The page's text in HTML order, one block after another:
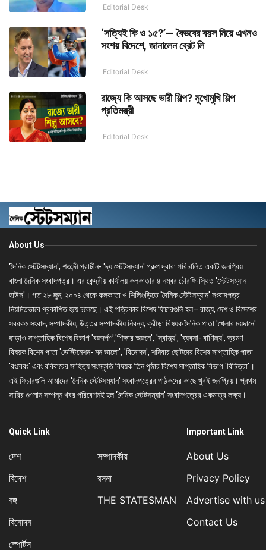
Editorial Desk
‘সত্যিই কি ও ১৫?’— বৈভবের বয়স নিয়ে এখনও
সংশয় বিদেশে, জানালেন ব্রেট লি
Editorial Desk
রাজ্যে কি আসছে ভারী শিল্প? মুখোমুখি শিল্প
প্রতিমন্ত্রী
Editorial Desk
About Us
'দৈনিক স্টেটসম্যান', শতাব্দী প্রাচীন- 'দ্য স্টেটসম্যান' গ্রুপ দ্বারা পরিচালিত একটি জনপ্রিয়
বাংলা দৈনিক সংবাদপত্র। এর কেন্দ্রীয় কার্যালয় কলকাতার ৪ নম্বর চৌরঙ্গি-স্থিত 'স্টেটসম্যান
হাউস'। গত ২৮ জুন, ২০০৪ থেকে কলকাতা ও শিলিগুড়িতে 'দৈনিক স্টেটসম্যান' সংবাদপত্র
নিয়মিতভাবে প্রকাশিত হয়ে চলেছে। এই পত্রিকার বিশেষ ফিচারগুলি হল– রাজ্য, দেশ ও বিদেশের
সবরকম সংবাদ, সম্পাদকীয়, উত্তর সম্পাদকীয় নিবন্ধ, ক্রীড়া বিষয়ক দৈনিক পাতা 'খেলার ময়দানে'
ছাড়াও সাপ্তাহিক বিশেষ বিভাগ 'বঙ্গদর্পণ','শিক্ষার অঙ্গনে', 'স্বাস্থ্য', 'ব্যবসা- বাণিজ্য', ভ্রমণ
বিষয়ক বিশেষ পাতা 'ডেস্টিনেশন- মন ভালো', 'বিনোদন', শনিবার ছোটদের বিশেষ সাপ্তাহিক পাতা
'রংবেরং' এবং রবিবারের সাহিত্য সংস্কৃতি বিষয়ক তিন পৃষ্ঠার বিশেষ সাপ্তাহিক বিভাগ 'বিচিত্রা'।
এই ফিচারগুলি আমাদের 'দৈনিক স্টেটসম্যান' সংবাদপত্রের পাঠকদের কাছে খুবই জনপ্রিয়। প্রথম
সারির গুণমান সম্পন্ন খবর পরিবেশনই হল 'দৈনিক স্টেটসম্যান' সংবাদপত্রের একমাত্র লক্ষ্য।
Quick Link
দেশ
বিদেশ
বঙ্গ
বিনোদন
স্পোর্টস
সম্পাদকীয়
রসনা
THE STATESMAN
Important Link
About Us
Privacy Policy
Advertise with us
Contact Us